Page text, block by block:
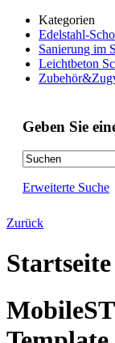
Kategorien
Edelstahl-
Sanierung im
Leichtbeton
Geben Sie
Erweiterte Suche
Zurück
Startseite